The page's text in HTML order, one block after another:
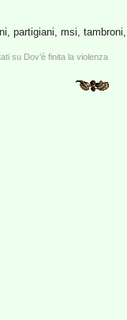
partigiani, msi,
su Dov’è finita la violenza